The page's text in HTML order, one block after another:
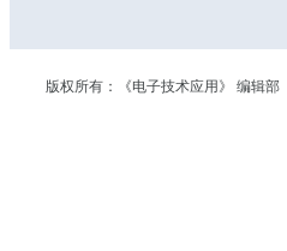
版权所有：《电子技术应用》 编辑部